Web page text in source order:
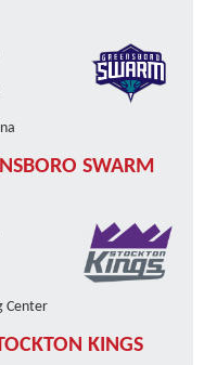
SWARM
Center
KINGS